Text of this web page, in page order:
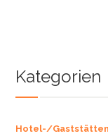
Kategorien
Hotel-/